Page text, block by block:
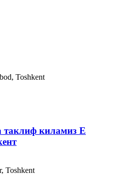
Toshkent
киламиз Е
Toshkent